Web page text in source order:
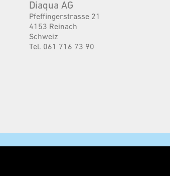
Diaqua AG
Pfeffingerstrasse 21
4153 Reinach
Schweiz
Tel. 061 716 73 90